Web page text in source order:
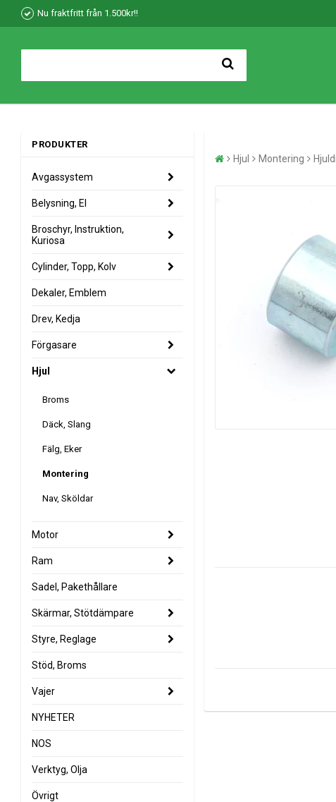
Nu fraktfritt från 1.500kr!!
PRODUKTER
Avgassystem
Belysning, El
Broschyr, Instruktion,
Kuriosa
Cylinder, Topp, Kolv
Dekaler, Emblem
Drev, Kedja
Förgasare
Hjul
Broms
Däck, Slang
Fälg, Eker
Montering
Nav, Sköldar
Motor
Ram
Sadel, Pakethållare
Skärmar, Stötdämpare
Styre, Reglage
Stöd, Broms
Vajer
NYHETER
NOS
Verktyg, Olja
Övrigt
Hjul Montering